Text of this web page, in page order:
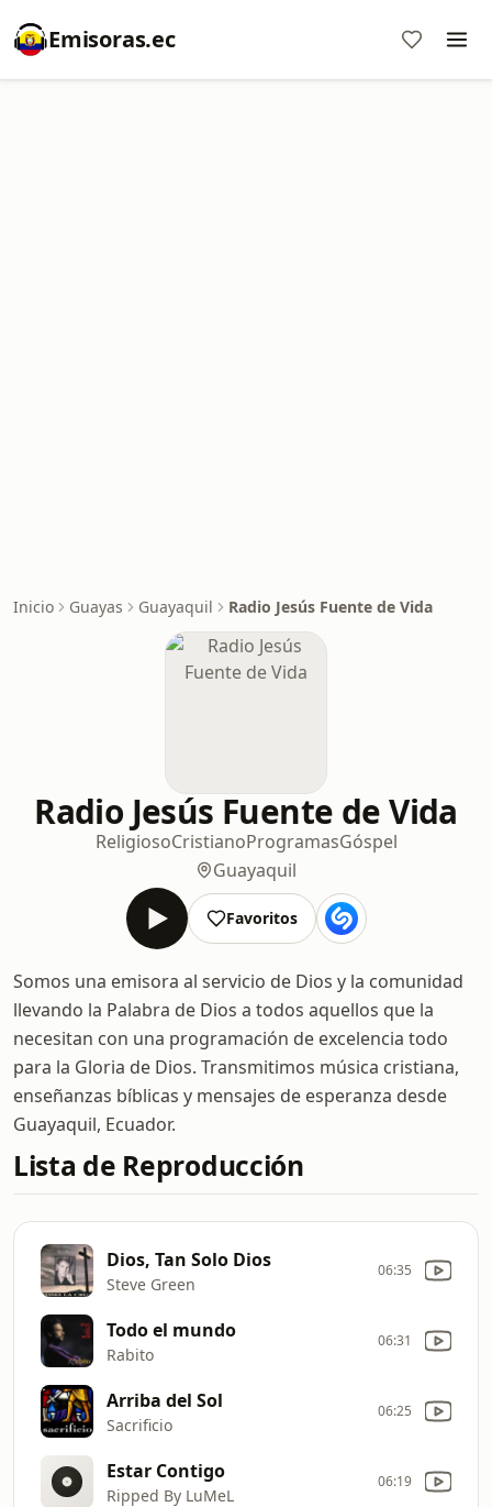
Emisoras.ec
Inicio Guayas Guayaquil Radio Jesús Fuente de Vida
Radio Jesús Fuente de Vida
ReligiosoCristianoProgramasGóspel
Guayaquil
Favoritos
Somos una emisora al servicio de Dios y la comunidad
llevando la Palabra de Dios a todos aquellos que la
necesitan con una programación de excelencia todo
para la Gloria de Dios. Transmitimos música cristiana,
enseñanzas bíblicas y mensajes de esperanza desde
Guayaquil, Ecuador.
Lista de Reproducción
Dios, Tan Solo Dios
Steve Green
06:35
Todo el mundo
Rabito
06:31
Arriba del Sol
Sacrificio
06:25
Estar Contigo
Ripped By LuMeL
06:19